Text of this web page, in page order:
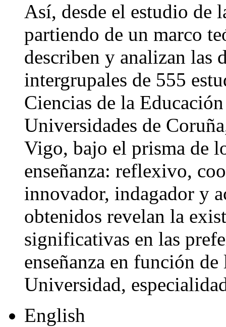
Así, desde el estudio de
partiendo de un marco
describen y analizan las
intergrupales de 555
Ciencias de la
Universidades de
Vigo, bajo el prisma de
enseñanza: reflexivo,
innovador, indagador y
obtenidos revelan la
significativas en las
enseñanza en función
Universidad,
English